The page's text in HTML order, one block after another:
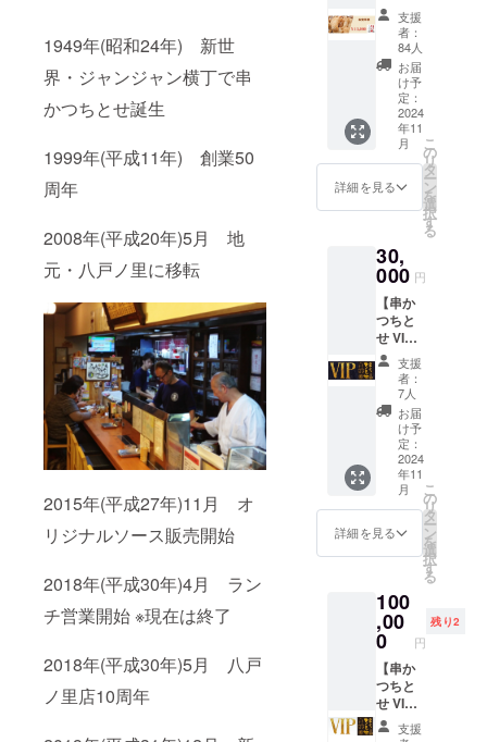
1949年(昭和24年) 新世
界・ジャンジャン横丁で串
かつちとせ誕生
1999年(平成11年) 創業50
周年
2008年(平成20年)5月 地
元・八戸ノ里に移転
2015年(平成27年)11月 オ
リジナルソース販売開始
2018年(平成30年)4月 ラン
チ営業開始 ※現在は終了
2018年(平成30年)5月 八戸
ノ里店10周年
交換は
できま
せん。
おつり
はでま
せん。
※八戸ノ
里本
店・小
阪店共
通で使
券有効
期限：
2025/11
/30まで
※お食事
券の画
像はイ
メージ
です。
デザイ
ンは変
更にな
る場合
があり
ます。
【缶
バッジ
径
56mm
種類：
全11種
の中か
らラン
ダムで1
つお送
店舗(八
戸ノ里
本店・
小阪店)
での受
け取り
or郵送
希望か
をお選
びくだ
さい。
【お食
事券
円】 ※
お食事
券の現
金への
交換は
できま
せん。
おつり
はでま
せん。
※八戸ノ
里本
店・小
阪店共
通で使
用でき
ます。
2025/11
/30まで
※お食事
券の画
像はイ
メージ
です。
デザイ
体)：約
W300x
H360m
m サイ
ズ(持ち
手)：約
W25xL
500mm
選びく
ださ
い。 ※
店舗(八
戸ノ里
本店・
小阪店)
での受
け取り
or郵送
希望か
をお選
びくだ
【Tシャ
ツ詳
細】 カ
ラー：
白 素
材：
5.6oz /
天竺
綿100%
サイ
ズ：S、
M、L、
XL、
2XL(男
女兼用)
選びく
ださ
い。カ
ラーは
どちら
もベー
ジュで
す。 ※
店舗(八
本店・
小阪店)
け取り
or郵送
希望か
をお選
びくだ
さい。
【エコ
バッグ
詳細】
デザイ
ンは2種
類から
お選び
いただ
けま
す。
A：表ロ
ゴ・裏
無地 前
ゴを大
きくプ
リント
した、
ちとせ
愛を押
し出し
た1枚。
B：表ビ
つちと
せ秘伝
のソー
ス×2個
・串か
つちと
せ監修
こって
りどて
すじカ
レー×2
のデザ
インを
AorBか
らお選
びくだ
さい。
※Tシャ
ツのサ
イズは
S、M、
XL、
2XL(男
女兼用)
からお
ださ
い。カ
ホワイ
トのみ
です。
※店舗
(八戸ノ
里本
店・小
阪店)で
の受け
シャツ
・オリ
ジナル
エコ
バッグ
※Tシャ
ツとエ
コバッ
グ、そ
デザイ
ンを
びくだ
さい。
※Tシャ
ツのサ
イズは
S、M、
L、
XL、
2XL(男
女兼用)
からお
選びく
ださ
い。カ
ラーは
トのみ
です。
のカ
ラーは
どちら
もベー
ジュで
す。 ※
店舗(八
戸ノ里
デザイ
ンは変
更にな
る場合
があり
ます。
※備考欄
に、ど
ちらの
店舗(八
戸ノ里
取りor
郵送希
望かを
ご入力
くださ
い。 ※
缶バッ
ジはラ
ンダム
で1種類
とな
り、種
類は選
べませ
ん。
バッジ
詳細】
径
56mm
種類：
全11種
の中か
らラン
ダムで1
つお送
おつり
はでま
せん。
※八戸ノ
里本
店・小
阪店共
通で使
用でき
ます。
※お食事
2025/11
/30まで
※お食事
券の画
像はイ
メージ
です。
デザイ
ンは変
更にな
る場合
があり
ます。
※備考欄
に、店
舗(八戸
ノ里本
店・小
郵送希
望かを
ご入力
くださ
い。 ※
缶バッ
ジはラ
ンダム
円】 内
容 ・お
礼の
メッ
セージ
13,000
(1,000
円×13
枚)のお
食事券
・特製
ジ 以上
3点 ※お
食事券
の現金
への交
換はで
きませ
ん。お
つりは
でませ
ん。 ※
八戸ノ
里本
店・小
阪店共
通で使
用でき
※お食事
期限：
2025/11
/30まで
※お食事
券の画
像はイ
メージ
です。
支援
者：
84人
お届
け予
定：
2024
年11
月
詳細を見る
こ
の
リ
タ
ー
ン
を
選
択
す
る
30,
000 円
【串か
つちと
せ VIP
PASS】
内容 ・
お礼の
メッ
セージ
・毎月1
回、串
かつ10
本コー
スをお
楽しみ
いただ
ける
つちと
せ VIP
PASS」
・串か
つちと
せ監修
こって
りどて
やき牛
支援
者：
7人
お届
け予
定：
2024
年11
月
詳細を見る
こ
の
リ
タ
ー
ン
を
選
択
す
る
100
,00
0 円
残り2
【串か
つちと
せ VIP
PASS
PLATIN
支援